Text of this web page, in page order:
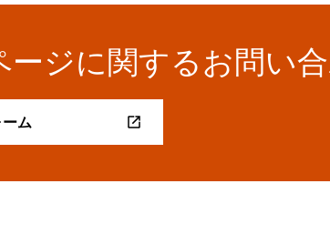
ージに関するお問い
ム